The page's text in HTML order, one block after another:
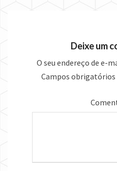
Deixe um
O seu endereço de e-
Campos obrigatórios